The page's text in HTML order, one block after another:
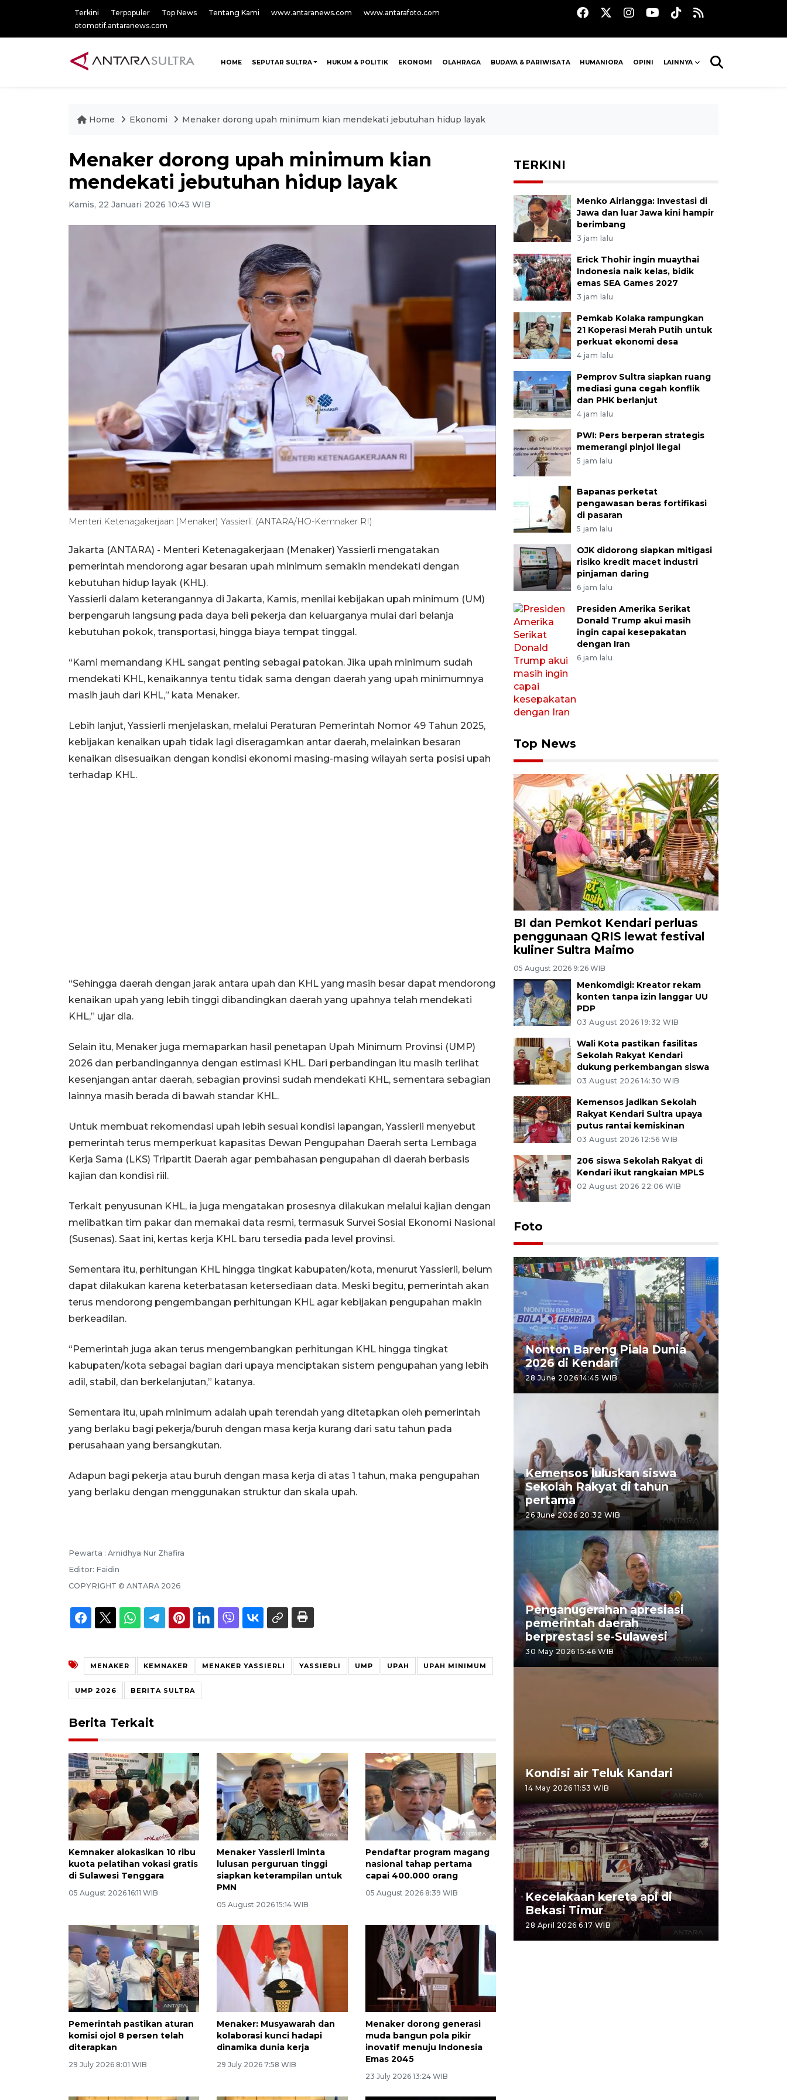
Terkini Terpopuler Top News Tentang Kami www.antaranews.com
www.antarafoto.com
otomotif.antaranews.com
HOME SEPUTAR SULTRA HUKUM & POLITIK EKONOMI OLAHRAGA BUDAYA & PARIWISATA HUMANIORA OPINI LAINNYA
Home Ekonomi Menaker dorong upah minimum kian mendekati jebutuhan hidup layak
Menaker dorong upah minimum kian
mendekati jebutuhan hidup layak
Kamis, 22 Januari 2026 10:43 WIB
Menteri Ketenagakerjaan (Menaker) Yassierli. (ANTARA/HO-Kemnaker RI)
Jakarta (ANTARA) - Menteri Ketenagakerjaan (Menaker) Yassierli mengatakan
pemerintah mendorong agar besaran upah minimum semakin mendekati dengan
kebutuhan hidup layak (KHL).
Yassierli dalam keterangannya di Jakarta, Kamis, menilai kebijakan upah minimum (UM)
berpengaruh langsung pada daya beli pekerja dan keluarganya mulai dari belanja
kebutuhan pokok, transportasi, hingga biaya tempat tinggal.
“Kami memandang KHL sangat penting sebagai patokan. Jika upah minimum sudah
mendekati KHL, kenaikannya tentu tidak sama dengan daerah yang upah minimumnya
masih jauh dari KHL,” kata Menaker.
Lebih lanjut, Yassierli menjelaskan, melalui Peraturan Pemerintah Nomor 49 Tahun 2025,
kebijakan kenaikan upah tidak lagi diseragamkan antar daerah, melainkan besaran
kenaikan disesuaikan dengan kondisi ekonomi masing-masing wilayah serta posisi upah
terhadap KHL.
“Sehingga daerah dengan jarak antara upah dan KHL yang masih besar dapat mendorong
kenaikan upah yang lebih tinggi dibandingkan daerah yang upahnya telah mendekati
KHL,” ujar dia.
Selain itu, Menaker juga memaparkan hasil penetapan Upah Minimum Provinsi (UMP)
2026 dan perbandingannya dengan estimasi KHL. Dari perbandingan itu masih terlihat
kesenjangan antar daerah, sebagian provinsi sudah mendekati KHL, sementara sebagian
lainnya masih berada di bawah standar KHL.
Untuk membuat rekomendasi upah lebih sesuai kondisi lapangan, Yassierli menyebut
pemerintah terus memperkuat kapasitas Dewan Pengupahan Daerah serta Lembaga
Kerja Sama (LKS) Tripartit Daerah agar pembahasan pengupahan di daerah berbasis
kajian dan kondisi riil.
Terkait penyusunan KHL, ia juga mengatakan prosesnya dilakukan melalui kajian dengan
melibatkan tim pakar dan memakai data resmi, termasuk Survei Sosial Ekonomi Nasional
(Susenas). Saat ini, kertas kerja KHL baru tersedia pada level provinsi.
Sementara itu, perhitungan KHL hingga tingkat kabupaten/kota, menurut Yassierli, belum
dapat dilakukan karena keterbatasan ketersediaan data. Meski begitu, pemerintah akan
terus mendorong pengembangan perhitungan KHL agar kebijakan pengupahan makin
berkeadilan.
“Pemerintah juga akan terus mengembangkan perhitungan KHL hingga tingkat
kabupaten/kota sebagai bagian dari upaya menciptakan sistem pengupahan yang lebih
adil, stabil, dan berkelanjutan,” katanya.
Sementara itu, upah minimum adalah upah terendah yang ditetapkan oleh pemerintah
yang berlaku bagi pekerja/buruh dengan masa kerja kurang dari satu tahun pada
perusahaan yang bersangkutan.
Adapun bagi pekerja atau buruh dengan masa kerja di atas 1 tahun, maka pengupahan
yang berlaku dengan menggunakan struktur dan skala upah.
Pewarta : Arnidhya Nur Zhafira
Editor: Faidin
COPYRIGHT © ANTARA 2026
MENAKER KEMNAKER MENAKER YASSIERLI YASSIERLI UMP UPAH UPAH MINIMUM
UMP 2026 BERITA SULTRA
Berita Terkait
Kemnaker alokasikan 10 ribu
kuota pelatihan vokasi gratis
di Sulawesi Tenggara
05 August 2026 16:11 WIB
Menaker Yassierli lminta
lulusan perguruan tinggi
siapkan keterampilan untuk
PMN
05 August 2026 15:14 WIB
Pendaftar program magang
nasional tahap pertama
capai 400.000 orang
05 August 2026 8:39 WIB
Pemerintah pastikan aturan
komisi ojol 8 persen telah
diterapkan
29 July 2026 8:01 WIB
Menaker: Musyawarah dan
kolaborasi kunci hadapi
dinamika dunia kerja
29 July 2026 7:58 WIB
Menaker dorong generasi
muda bangun pola pikir
inovatif menuju Indonesia
Emas 2045
23 July 2026 13:24 WIB
TERKINI
Menko Airlangga: Investasi di
Jawa dan luar Jawa kini hampir
berimbang
3 jam lalu
Erick Thohir ingin muaythai
Indonesia naik kelas, bidik
emas SEA Games 2027
3 jam lalu
Pemkab Kolaka rampungkan
21 Koperasi Merah Putih untuk
perkuat ekonomi desa
4 jam lalu
Pemprov Sultra siapkan ruang
mediasi guna cegah konflik
dan PHK berlanjut
4 jam lalu
PWI: Pers berperan strategis
memerangi pinjol ilegal
5 jam lalu
Bapanas perketat
pengawasan beras fortifikasi
di pasaran
5 jam lalu
OJK didorong siapkan mitigasi
risiko kredit macet industri
pinjaman daring
6 jam lalu
Presiden Amerika Serikat
Donald Trump akui masih
ingin capai kesepakatan
dengan Iran
6 jam lalu
Top News
BI dan Pemkot Kendari perluas
penggunaan QRIS lewat festival
kuliner Sultra Maimo
05 August 2026 9:26 WIB
Menkomdigi: Kreator rekam
konten tanpa izin langgar UU
PDP
03 August 2026 19:32 WIB
Wali Kota pastikan fasilitas
Sekolah Rakyat Kendari
dukung perkembangan siswa
03 August 2026 14:30 WIB
Kemensos jadikan Sekolah
Rakyat Kendari Sultra upaya
putus rantai kemiskinan
03 August 2026 12:56 WIB
206 siswa Sekolah Rakyat di
Kendari ikut rangkaian MPLS
02 August 2026 22:06 WIB
Foto
Nonton Bareng Piala Dunia
2026 di Kendari
28 June 2026 14:45 WIB
Kemensos luluskan siswa
Sekolah Rakyat di tahun
pertama
26 June 2026 20:32 WIB
Penganugerahan apresiasi
pemerintah daerah
berprestasi se-Sulawesi
30 May 2026 15:46 WIB
Kondisi air Teluk Kandari
14 May 2026 11:53 WIB
Kecelakaan kereta api di
Bekasi Timur
28 April 2026 6:17 WIB